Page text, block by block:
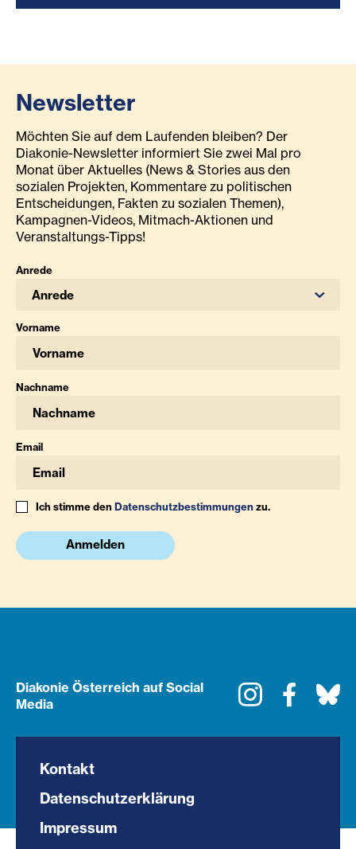
Newsletter
Möchten Sie auf dem Laufenden bleiben? Der
Diakonie-Newsletter informiert Sie zwei Mal pro
Monat über Aktuelles (News & Stories aus den
sozialen Projekten, Kommentare zu politischen
Entscheidungen, Fakten zu sozialen Themen),
Kampagnen-Videos, Mitmach-Aktionen und
Veranstaltungs-Tipps!
Anrede
Anrede
Vorname
Nachname
Email
Ich stimme denDatenschutzbestimmungenzu.
Anmelden
Diakonie Österreich auf Social
Media
Instagram
Kontakt
Datenschutzerklärung
Impressum